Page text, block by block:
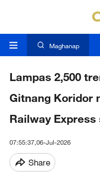
Maghanap
Lampas 2,500
Gitnang Koridor
Railway Express
07:55:37,06-Jul-2026
Share